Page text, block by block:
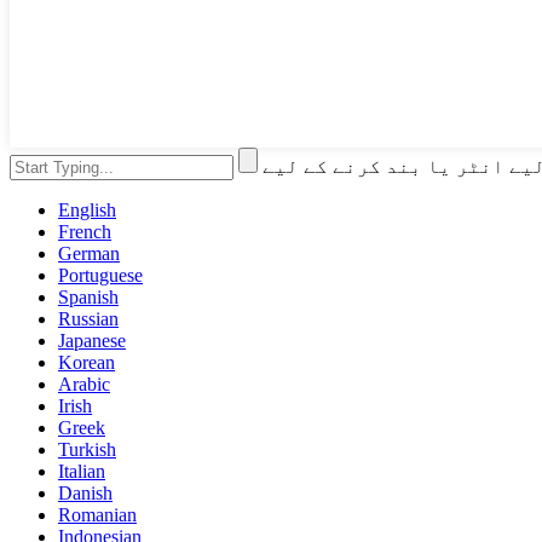
English
French
German
Portuguese
Spanish
Russian
Japanese
Korean
Arabic
Irish
Greek
Turkish
Italian
Danish
Romanian
Indonesian